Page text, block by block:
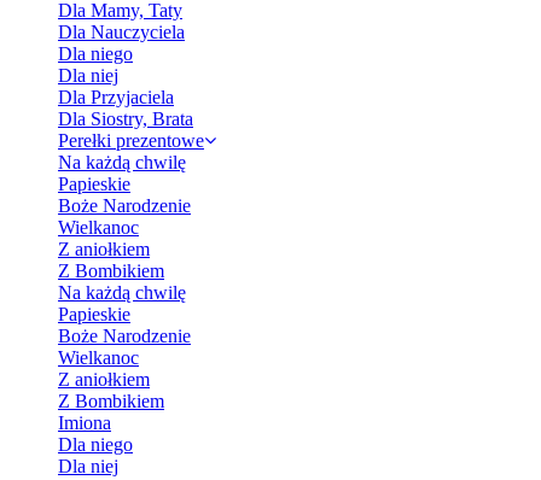
Dla Mamy, Taty
Dla Nauczyciela
Dla niego
Dla niej
Dla Przyjaciela
Dla Siostry, Brata
Perełki prezentowe
Na każdą chwilę
Papieskie
Boże Narodzenie
Wielkanoc
Z aniołkiem
Z Bombikiem
Na każdą chwilę
Papieskie
Boże Narodzenie
Wielkanoc
Z aniołkiem
Z Bombikiem
Imiona
Dla niego
Dla niej